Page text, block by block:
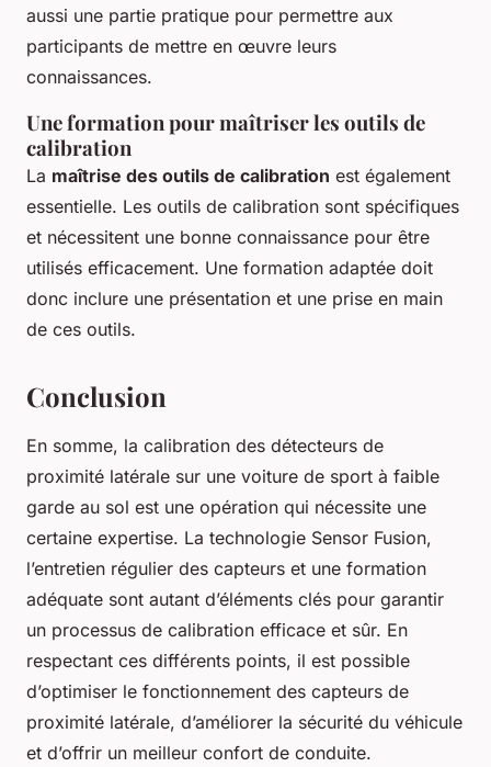
aussi une partie pratique pour permettre aux
participants de mettre en œuvre leurs
connaissances.
Une formation pour maîtriser les outils de
calibration
La maîtrise des outils de calibration est également
essentielle. Les outils de calibration sont spécifiques
et nécessitent une bonne connaissance pour être
utilisés efficacement. Une formation adaptée doit
donc inclure une présentation et une prise en main
de ces outils.
Conclusion
En somme, la calibration des détecteurs de
proximité latérale sur une voiture de sport à faible
garde au sol est une opération qui nécessite une
certaine expertise. La technologie Sensor Fusion,
l’entretien régulier des capteurs et une formation
adéquate sont autant d’éléments clés pour garantir
un processus de calibration efficace et sûr. En
respectant ces différents points, il est possible
d’optimiser le fonctionnement des capteurs de
proximité latérale, d’améliorer la sécurité du véhicule
et d’offrir un meilleur confort de conduite.